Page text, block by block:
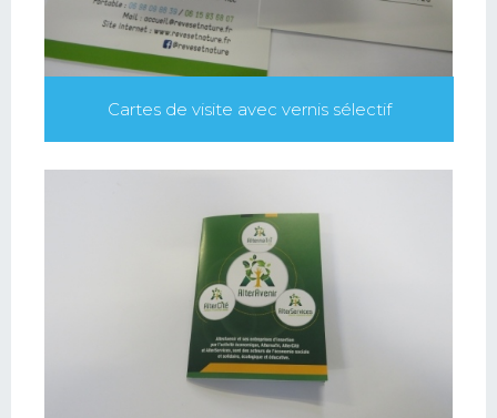
Cartes de visite avec vernis sélectif